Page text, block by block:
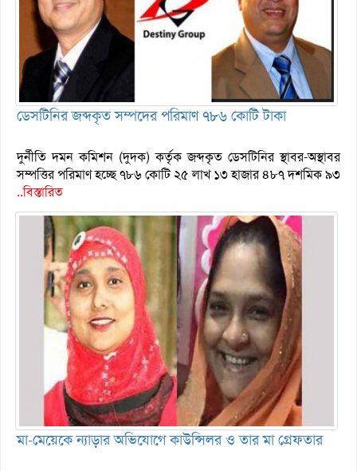
ডেসটিনির জব্দকৃত সম্পদের পরিমাণ ৭৮৬ কোটি টাকা
দুর্নীতি দমন কমিশন (দুদক) কর্তৃক জব্দকৃত ডেসটিনির স্থাবর-অস্থাবর
সম্পত্তির পরিমাণ হচ্ছে ৭৮৬ কোটি ২৫ লাখ ১৩ হাজার ৪৮৭ দশমিক ৯৩
..বিস্তারিত
মা-মেয়েকে ন্যাড়ার অভিযোগে কাউন্সিলর ও তার মা গ্রেফতার